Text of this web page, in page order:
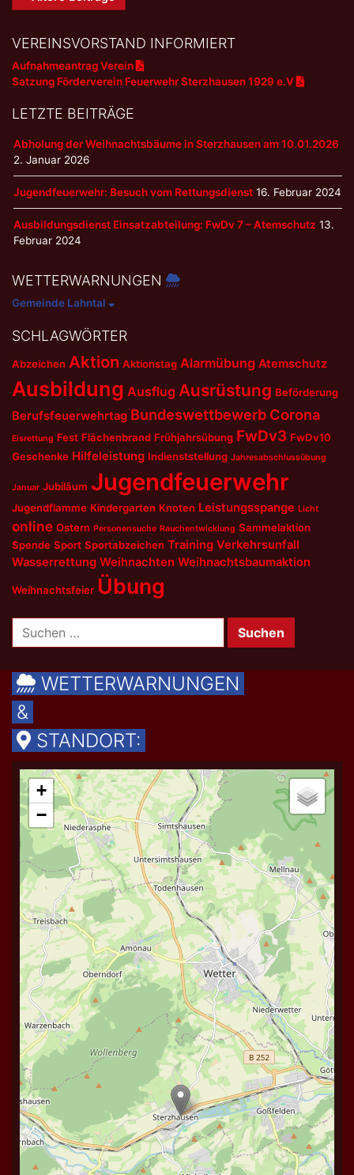
Navigation
VEREINSVORSTAND INFORMIERT
Aufnahmeantrag Verein
Satzung Förderverein Feuerwehr Sterzhausen 1929 e.V
LETZTE BEITRÄGE
Abholung der Weihnachtsbäume in Sterzhausen am 10.01.2026
2. Januar 2026
Jugendfeuerwehr: Besuch vom Rettungsdienst 16. Februar 2024
Ausbildungsdienst Einsatzabteilung: FwDv 7 – Atemschutz 13.
Februar 2024
WETTERWARNUNGEN
Gemeinde Lahntal
SCHLAGWÖRTER
Abzeichen Aktion Aktionstag Alarmübung Atemschutz
Ausbildung Ausflug Ausrüstung Beförderung
Berufsfeuerwehrtag Bundeswettbewerb Corona
Eisrettung Fest Flächenbrand Frühjahrsübung FwDv3 FwDv10
Geschenke Hilfeleistung Indienststellung Jahresabschlussübung
Januar Jubiläum Jugendfeuerwehr
Jugendflamme Kindergarten Knoten Leistungsspange Licht
online Ostern Personensuche Rauchentwicklung Sammelaktion
Spende Sport Sportabzeichen Training Verkehrsunfall
Wasserrettung Weihnachten Weihnachtsbaumaktion
Weihnachtsfeier Übung
nach:
WETTERWARNUNGEN
&
STANDORT: